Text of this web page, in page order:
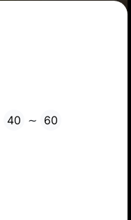
40 ∼ 60